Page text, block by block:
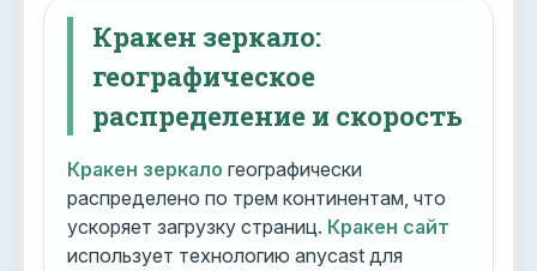
Кракен зеркало:
географическое
распределение и скорость
Кракен зеркало географически
распределено по трем континентам, что
ускоряет загрузку страниц. Кракен сайт
использует технологию anycast для